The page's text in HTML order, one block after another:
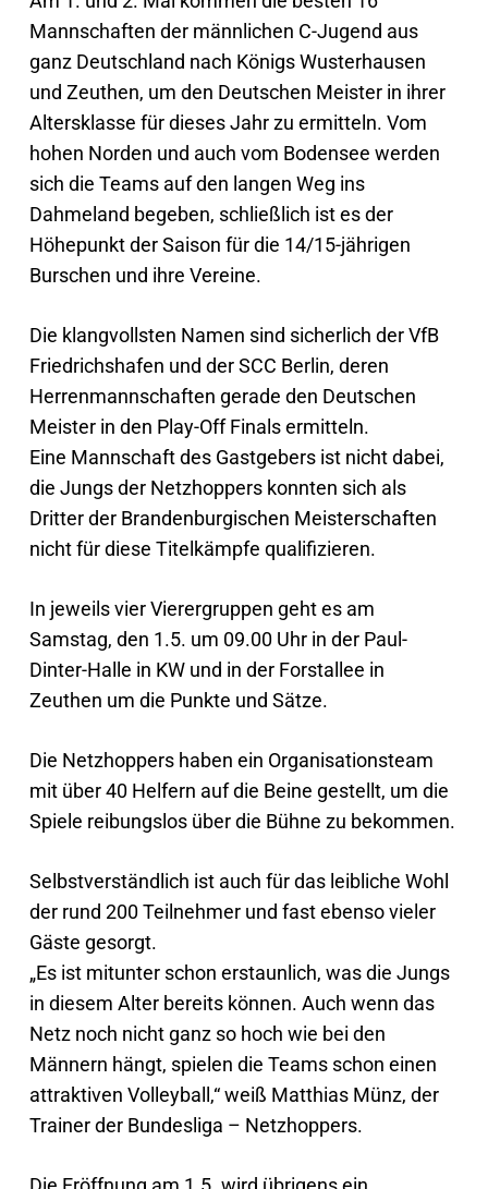
Mannschaften der männlichen C-Jugend aus
ganz Deutschland nach Königs Wusterhausen
und Zeuthen, um den Deutschen Meister in ihrer
Altersklasse für dieses Jahr zu ermitteln. Vom
hohen Norden und auch vom Bodensee werden
sich die Teams auf den langen Weg ins
Dahmeland begeben, schließlich ist es der
Höhepunkt der Saison für die 14/15-jährigen
Burschen und ihre Vereine.
Die klangvollsten Namen sind sicherlich der VfB
Friedrichshafen und der SCC Berlin, deren
Herrenmannschaften gerade den Deutschen
Meister in den Play-Off Finals ermitteln.
Eine Mannschaft des Gastgebers ist nicht dabei,
die Jungs der Netzhoppers konnten sich als
Dritter der Brandenburgischen Meisterschaften
nicht für diese Titelkämpfe qualifizieren.
In jeweils vier Vierergruppen geht es am
Samstag, den 1.5. um 09.00 Uhr in der Paul-
Dinter-Halle in KW und in der Forstallee in
Zeuthen um die Punkte und Sätze.
Die Netzhoppers haben ein Organisationsteam
mit über 40 Helfern auf die Beine gestellt, um die
Spiele reibungslos über die Bühne zu bekommen.
Selbstverständlich ist auch für das leibliche Wohl
der rund 200 Teilnehmer und fast ebenso vieler
Gäste gesorgt.
„Es ist mitunter schon erstaunlich, was die Jungs
in diesem Alter bereits können. Auch wenn das
Netz noch nicht ganz so hoch wie bei den
Männern hängt, spielen die Teams schon einen
attraktiven Volleyball,“ weiß Matthias Münz, der
Trainer der Bundesliga – Netzhoppers.